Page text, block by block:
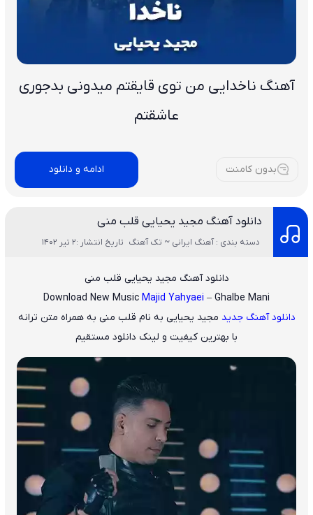
آهنگ ناخدایی من توی قایقتم میدونی بدجوری
عاشقتم
بدون کامنت ادامه و دانلود
دانلود آهنگ مجید یحیایی قلب منی
دسته بندی : آهنگ ایرانی ~ تک آهنگ تاریخ انتشار :2 تیر 1402
دانلود آهنگ مجید یحیایی قلب منی
Download New Music Majid Yahyaei – Ghalbe Mani
دانلود آهنگ جدید مجید یحیایی به نام قلب منی به همراه متن ترانه
با بهترین کیفیت و لینک دانلود مستقیم